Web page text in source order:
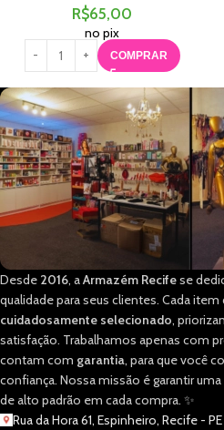
R$65,00
no pix
COMPRAR
Desde 2016, aArmazém Recifese
qualidade para seus clientes. Cada
cuidadosamente selecionado,
satisfação. Trabalhamos apenas com
contam com garantia, para que você
confiança. Nossa missão é garantir
de alto padrão em cada compra. ✨
Rua da Hora 61, Espinheiro, Recife - PE